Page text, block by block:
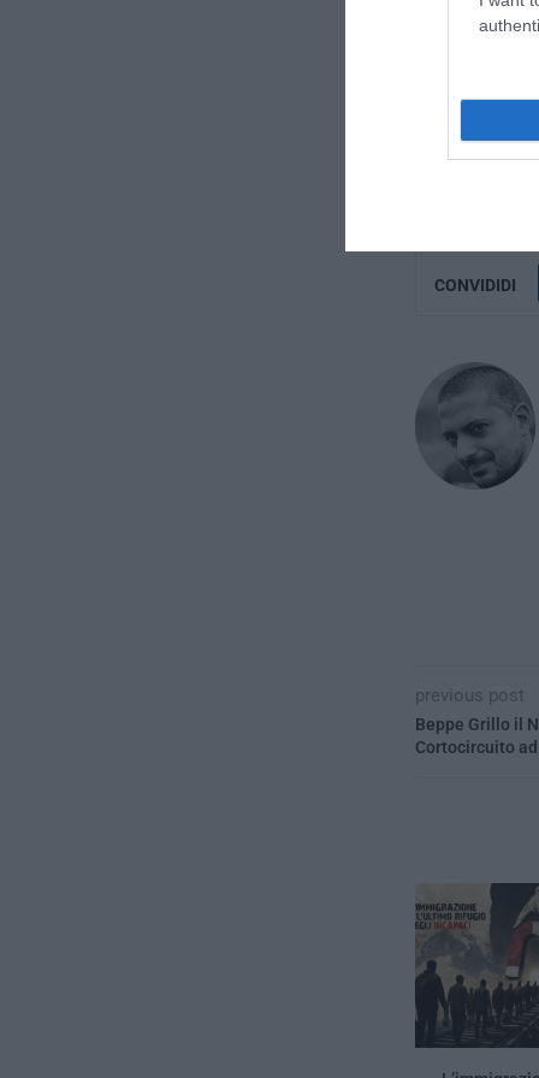
CONVIDIDI
previous post
Beppe Grillo il
Cortocircuito